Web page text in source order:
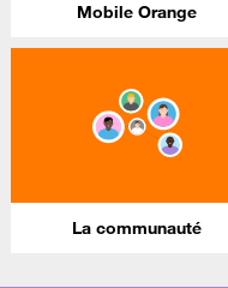
Mobile Orange
La communauté